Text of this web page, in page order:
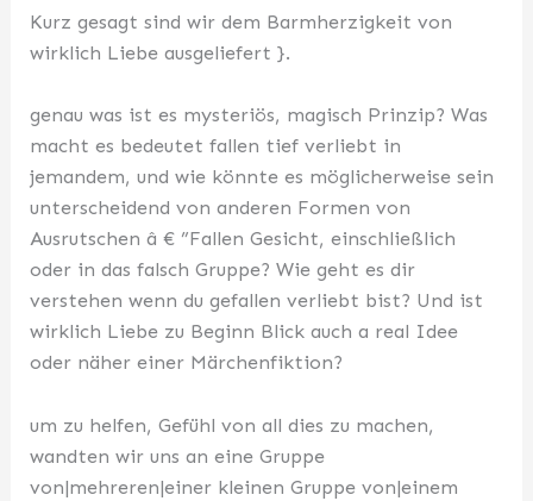
Kurz gesagt sind wir dem Barmherzigkeit von
wirklich Liebe ausgeliefert }.
genau was ist es mysteriös, magisch Prinzip? Was
macht es bedeutet fallen tief verliebt in
jemandem, und wie könnte es möglicherweise sein
unterscheidend von anderen Formen von
Ausrutschen â € ”Fallen Gesicht, einschließlich
oder in das falsch Gruppe? Wie geht es dir
verstehen wenn du gefallen verliebt bist? Und ist
wirklich Liebe zu Beginn Blick auch a real Idee
oder näher einer Märchenfiktion?
um zu helfen, Gefühl von all dies zu machen,
wandten wir uns an eine Gruppe
von|mehreren|einer kleinen Gruppe von|einem